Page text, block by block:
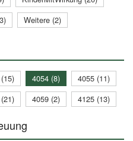
Weitere (2)
4054 (8)
4055 (11)
4059 (2) 4125 (13)